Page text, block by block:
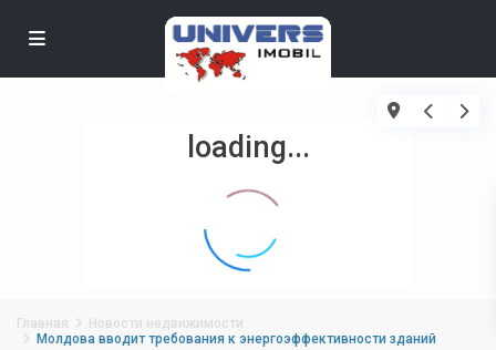
loading...
Главная
Новости недвижимости
Молдова вводит требования к энергоэффективности зданий